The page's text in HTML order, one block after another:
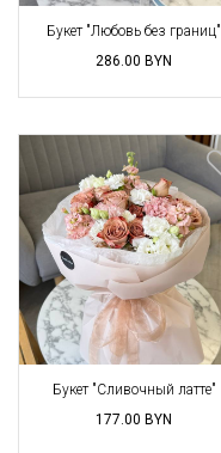
Букет "Любовь без границ"
286.00 BYN
Букет "Сливочный латте"
177.00 BYN